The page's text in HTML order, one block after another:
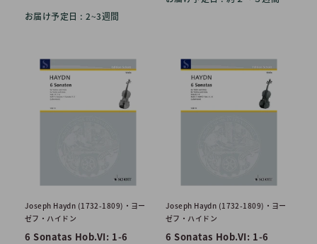
お届け予定日 : 2~3週間
Joseph Haydn (1732-1809)・ヨー
ゼフ・ハイドン
6 Sonatas Hob.VI: 1-6
Joseph Haydn (1732-1809)・ヨー
ゼフ・ハイドン
6 Sonatas Hob.VI: 1-6